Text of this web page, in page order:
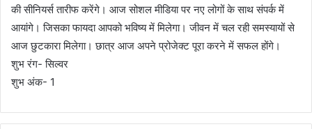
की सीनियर्स तारीफ करेंगे। आज सोशल मीडिया पर नए लोगों के साथ संपर्क में
आयांगे। जिसका फायदा आपको भविष्य में मिलेगा। जीवन में चल रही समस्यायों से
आज छुटकारा मिलेगा। छात्र आज अपने प्रोजेक्ट पूरा करने में सफल होंगे।
शुभ रंग- सिल्वर
शुभ अंक- 1